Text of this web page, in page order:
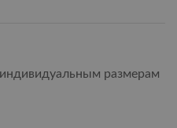
размерам